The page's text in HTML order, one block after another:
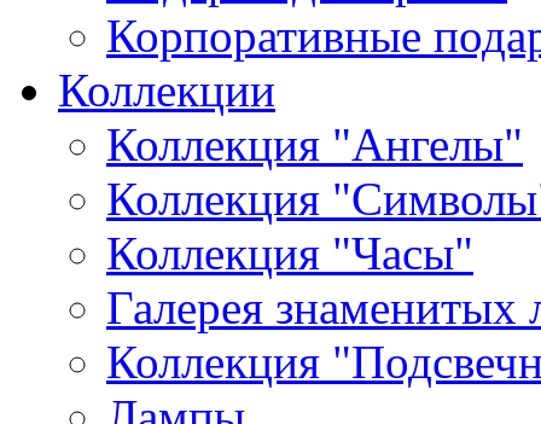
Корпоративные
Коллекции
Коллекция "Ангелы"
Коллекция
Коллекция "Часы"
Галерея знаменитых
Коллекция